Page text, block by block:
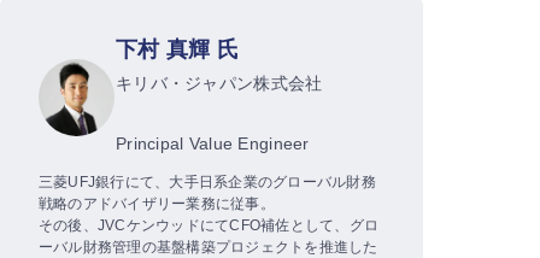
下村 真輝 氏
キリバ・ジャパン株式会社
Principal Value Engineer
三菱UFJ銀行にて、大手日系企業のグローバル財務
戦略のアドバイザリー業務に従事。
その後、JVCケンウッドにてCFO補佐として、グロ
ーバル財務管理の基盤構築プロジェクトを推進した